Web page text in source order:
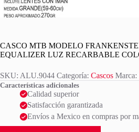
CASCO MTB MODELO
EQUALIZER LUZ RECARBABLE
SKU: ALU.9044 Categoría: Cascos Marca:
Características adicionales
Calidad superior
Satisfacción garantizada
Envíos a Mexico en compras por